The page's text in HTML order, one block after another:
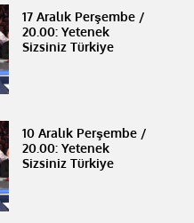
17 Aralık Perşembe /
20.00: Yetenek
Sizsiniz Türkiye
10 Aralık Perşembe /
20.00: Yetenek
Sizsiniz Türkiye